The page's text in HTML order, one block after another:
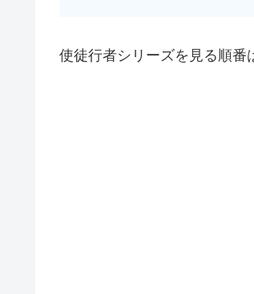
使徒行者シリーズを見る順番